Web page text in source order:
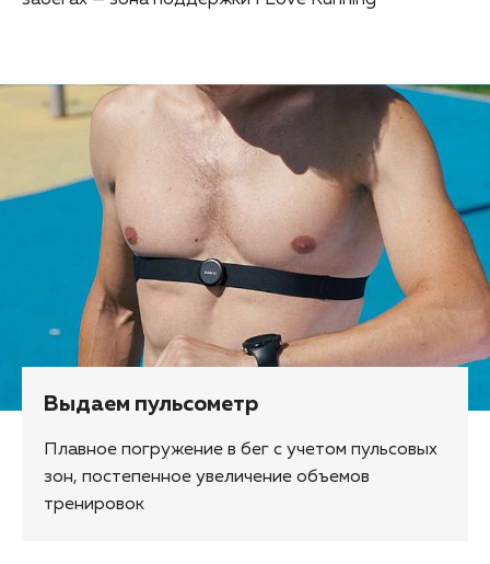
Выдаем пульсометр
Плавное погружение в бег с учетом пульсовых
зон, постепенное увеличение объемов
тренировок